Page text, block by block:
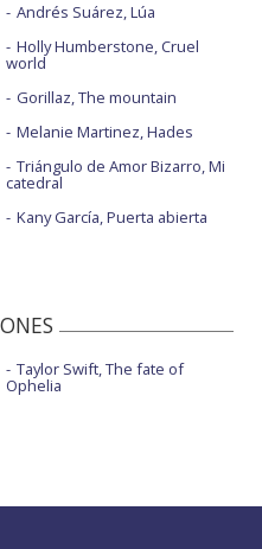
Andrés Suárez, Lúa
Holly Humberstone, Cruel
world
Gorillaz, The mountain
Melanie Martinez, Hades
Triángulo de Amor Bizarro, Mi
catedral
Kany García, Puerta abierta
Taylor Swift, The fate of
Ophelia